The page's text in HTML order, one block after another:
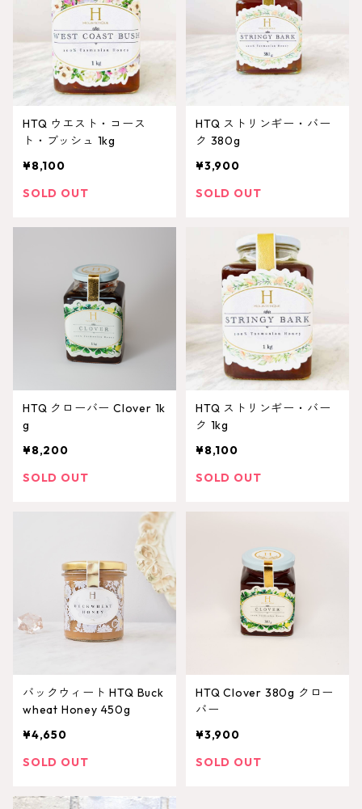
HTQ ウエスト・コース
ト・ブッシュ 1kg
¥8,100
SOLD OUT
HTQ ストリンギー・バー
ク 380g
¥3,900
SOLD OUT
HTQ クローバー Clover 1k
g
¥8,200
SOLD OUT
HTQ ストリンギー・バー
ク 1kg
¥8,100
SOLD OUT
バックウィート HTQ Buck
wheat Honey 450g
¥4,650
SOLD OUT
HTQ Clover 380g クロー
バー
¥3,900
SOLD OUT